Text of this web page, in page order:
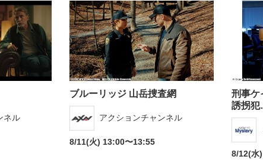
国内ドラマ アジアドラマ
バラエティ ドキュメンタリー・ホ
ネル
ブルーリッジ 山岳捜査網
アクションチャンネル
8/11(火) 13:00〜13:55
刑事ケ
誘拐
8/12(水